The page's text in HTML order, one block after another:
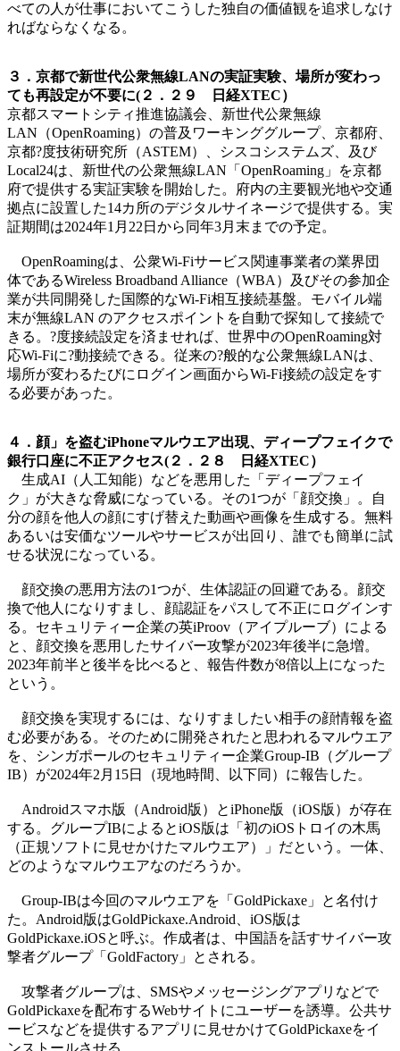
べての人が仕事においてこうした独自の価値観を追求しなけ
ればならなくなる。
３．京都で新世代公衆無線LANの実証実験、場所が変わっ
ても再設定が不要に(２．２９ 日経XTEC）
京都スマートシティ推進協議会、新世代公衆無線
LAN（OpenRoaming）の普及ワーキンググループ、京都府、
京都?度技術研究所（ASTEM）、シスコシステムズ、及び
Local24は、新世代の公衆無線LAN「OpenRoaming」を京都
府で提供する実証実験を開始した。府内の主要観光地や交通
拠点に設置した14カ所のデジタルサイネージで提供する。実
証期間は2024年1月22日から同年3月末までの予定。
OpenRoamingは、公衆Wi-Fiサービス関連事業者の業界団
体であるWireless Broadband Alliance（WBA）及びその参加企
業が共同開発した国際的なWi-Fi相互接続基盤。モバイル端
末が無線LAN のアクセスポイントを自動で探知して接続で
きる。?度接続設定を済ませれば、世界中のOpenRoaming対
応Wi-Fiに?動接続できる。従来の?般的な公衆無線LANは、
場所が変わるたびにログイン画面からWi-Fi接続の設定をす
る必要があった。
４．顔」を盗むiPhoneマルウエア出現、ディープフェイクで
銀行口座に不正アクセス(２．２８ 日経XTEC）
生成AI（人工知能）などを悪用した「ディープフェイ
ク」が大きな脅威になっている。その1つが「顔交換」。自
分の顔を他人の顔にすげ替えた動画や画像を生成する。無料
あるいは安価なツールやサービスが出回り、誰でも簡単に試
せる状況になっている。
顔交換の悪用方法の1つが、生体認証の回避である。顔交
換で他人になりすまし、顔認証をパスして不正にログインす
る。セキュリティー企業の英iProov（アイプルーブ）による
と、顔交換を悪用したサイバー攻撃が2023年後半に急増。
2023年前半と後半を比べると、報告件数が8倍以上になった
という。
顔交換を実現するには、なりすましたい相手の顔情報を盗
む必要がある。そのために開発されたと思われるマルウエア
を、シンガポールのセキュリティー企業Group-IB（グループ
IB）が2024年2月15日（現地時間、以下同）に報告した。
Androidスマホ版（Android版）とiPhone版（iOS版）が存在
する。グループIBによるとiOS版は「初のiOSトロイの木馬
（正規ソフトに見せかけたマルウエア）」だという。一体、
どのようなマルウエアなのだろうか。
Group-IBは今回のマルウエアを「GoldPickaxe」と名付け
た。Android版はGoldPickaxe.Android、iOS版は
GoldPickaxe.iOSと呼ぶ。作成者は、中国語を話すサイバー攻
撃者グループ「GoldFactory」とされる。
攻撃者グループは、SMSやメッセージングアプリなどで
GoldPickaxeを配布するWebサイトにユーザーを誘導。公共サ
ービスなどを提供するアプリに見せかけてGoldPickaxeをイ
ンストールさせる。